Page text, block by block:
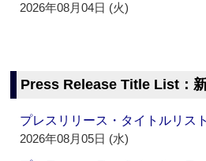
2026年08月04日 (火)
Press Release Title List：
プレスリリース・タイトルリ
2026年08月05日 (水)